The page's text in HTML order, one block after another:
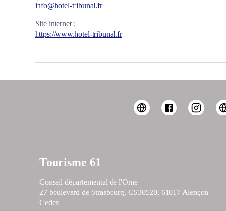
info@hotel-tribunal.fr
Site internet :
https://www.hotel-tribunal.fr
Tourisme 61
Conseil départemental de l'Orne
27 boulevard de Strasbourg, CS30528, 61017 Alençon
Cedex